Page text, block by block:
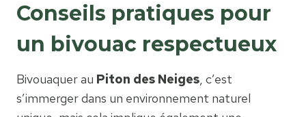
Conseils pratiques pour
un bivouac respectueux
Bivouaquer au Piton des Neiges, c’est
s’immerger dans un environnement naturel